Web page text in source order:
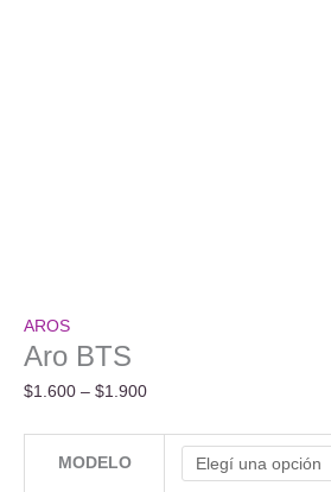
AROS
Aro BTS
$1.600 – $1.900Rango
precios:
MODELO